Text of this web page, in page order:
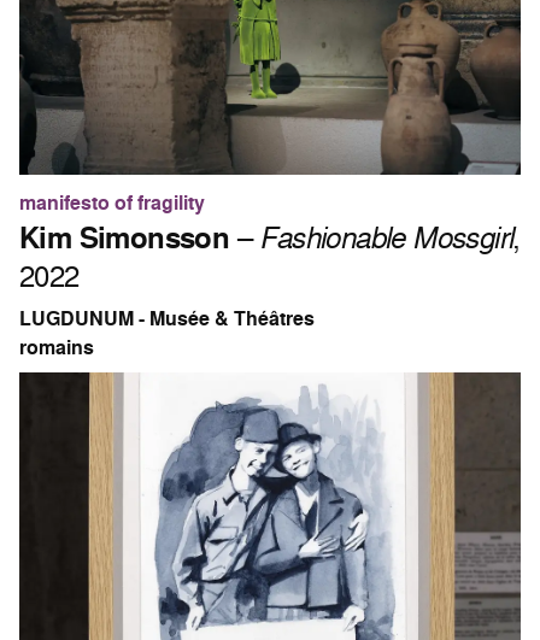
manifesto of fragility
Kim Simonsson–Fashionable Mossgirl,
2022
LUGDUNUM - Musée & Théâtres
romains